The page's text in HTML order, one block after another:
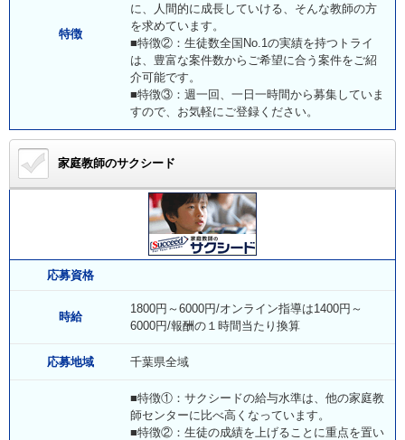
特徴
に、人間的に成長していける、そんな教師の方
を求めています。
■特徴②：生徒数全国No.1の実績を持つトライ
は、豊富な案件数からご希望に合う案件をご紹
介可能です。
■特徴③：週一回、一日一時間から募集していま
すので、お気軽にご登録ください。
家庭教師のサクシード
応募資格
時給
1800円～6000円/オンライン指導は1400円～
6000円/報酬の１時間当たり換算
応募地域 千葉県全域
■特徴①：サクシードの給与水準は、他の家庭教
師センターに比べ高くなっています。
■特徴②：生徒の成績を上げることに重点を置い